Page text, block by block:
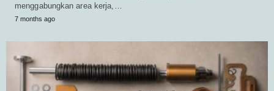
menggabungkan area kerja,…
7 months ago